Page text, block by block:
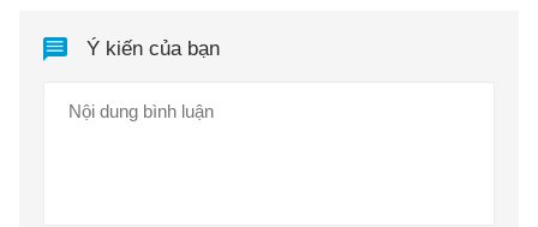
Ý kiến của bạn